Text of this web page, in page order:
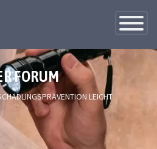
Toggle
FORUM
LEICHT